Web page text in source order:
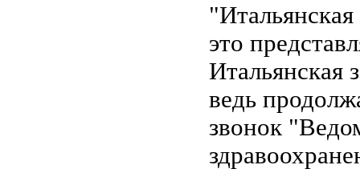
это
Итальянская
ведь
звонок